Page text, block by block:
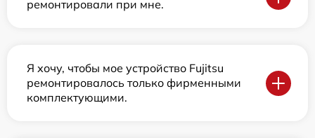
ремонтировали при мне.
Я хочу, чтобы мое устройство Fujitsu
ремонтировалось только фирменными
комплектующими.